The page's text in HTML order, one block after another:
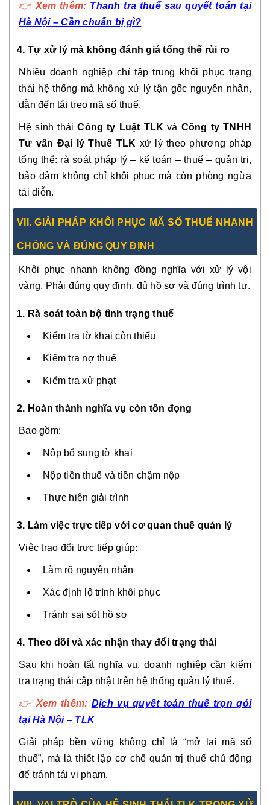
👉 Xem thêm: Thanh tra thuế sau quyết toán tại
Hà Nội – Cần chuẩn bị gì?
4. Tự xử lý mà không đánh giá tổng thể rủi ro
Nhiều doanh nghiệp chỉ tập trung khôi phục trạng
thái hệ thống mà không xử lý tận gốc nguyên nhân,
dẫn đến tái treo mã số thuế.
Hệ sinh tháiCông ty Luật TLK và Công ty TNHH
Tư vấn Đại lý Thuế TLK xử lý theo phương pháp
tổng thể: rà soát pháp lý – kế toán – thuế – quản trị,
bảo đảm không chỉ khôi phục mà còn phòng ngừa
tái diễn.
VII. GIẢI PHÁP KHÔI PHỤC MÃ SỐ THUẾ NHANH
CHÓNG VÀ ĐÚNG QUY ĐỊNH
Khôi phục nhanh không đồng nghĩa với xử lý vội
vàng. Phải đúng quy định, đủ hồ sơ và đúng trình tự.
1. Rà soát toàn bộ tình trạng thuế
Kiểm tra tờ khai còn thiếu
Kiểm tra nợ thuế
Kiểm tra xử phạt
2. Hoàn thành nghĩa vụ còn tồn đọng
Bao gồm:
Nộp bổ sung tờ khai
Nộp tiền thuế và tiền chậm nộp
Thực hiện giải trình
3. Làm việc trực tiếp với cơ quan thuế quản lý
Việc trao đổi trực tiếp giúp:
Làm rõ nguyên nhân
Xác định lộ trình khôi phục
Tránh sai sót hồ sơ
4. Theo dõi và xác nhận thay đổi trạng thái
Sau khi hoàn tất nghĩa vụ, doanh nghiệp cần kiểm
tra trạng thái cập nhật trên hệ thống quản lý thuế.
👉 Xem thêm: Dịch vụ quyết toán thuế trọn gói
tại Hà Nội – TLK
Giải pháp bền vững không chỉ là “mở lại mã số
thuế”, mà là thiết lập cơ chế quản trị thuế chủ động
để tránh tái vi phạm.